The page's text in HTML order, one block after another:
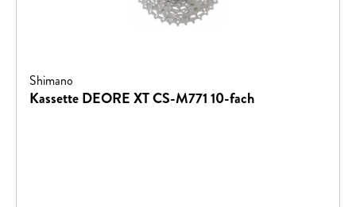
Shimano
Kassette DEORE XT CS-M771 10-fach